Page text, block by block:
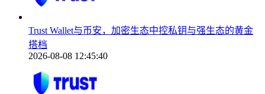
Trust Wallet与币安，加密生态中控私钥与强生态的黄金
搭档
2026-08-08 12:45:40